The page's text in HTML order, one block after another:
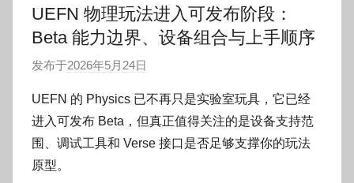
UEFN 物理玩法进入可发布阶段：
Beta 能力边界、设备组合与上手顺序
发布于2026年5月24日
O
k
UEFN 的 Physics 已不再只是实验室玩具，它已经
进入可发布 Beta，但真正值得关注的是设备支持范
围、调试工具和 Verse 接口是否足够支撑你的玩法
原型。